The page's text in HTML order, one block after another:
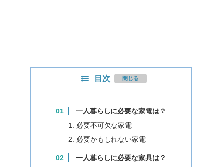
目次
一人暮らしに必要な家電は？
必要不可欠な家電
必要かもしれない家電
一人暮らしに必要な家具は？